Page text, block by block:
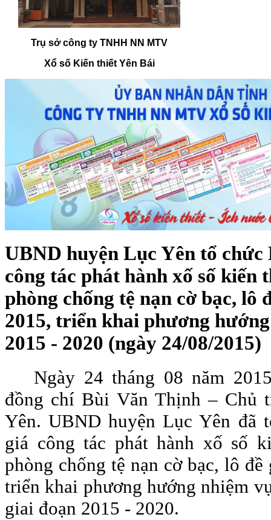
Trụ sở công ty TNHH NN MTV
Xổ số Kiến thiết Yên Bái
UBND huyện Lục Yên tổ
công tác phát hành xố số kiến
phòng chống tệ nạn cờ bạc, lô
2015, triển khai phương
2015 - 2020 (ngày 24/08/2015)
Ngày 24 tháng 08 năm
đồng chí Bùi Văn Thịnh – Chủ
Yên. UBND huyện Lục Yên đã
giá công tác phát hành xố số
phòng chống tệ nạn cờ bạc, lô
triển khai phương hướng nhiệm
giai đoạn 2015 - 2020.